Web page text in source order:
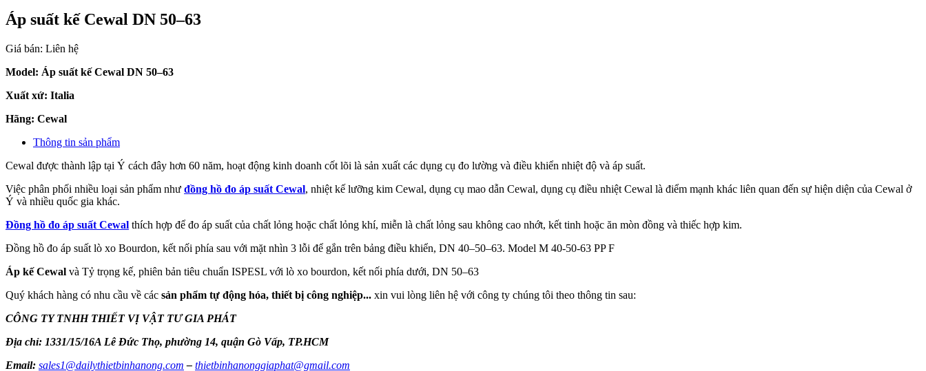
Áp suất kế Cewal DN 50–63
Giá bán: Liên hệ
Model: Áp suất kế Cewal DN 50–63
Xuất xứ: Italia
Hãng: Cewal
Thông tin sản phẩm
Cewal được thành lập tại Ý cách đây hơn 60 năm, hoạt động kinh doanh cốt lõi là sản xuất các dụng cụ đo lường và điều khiển nhiệt độ và áp suất.
Việc phân phối nhiều loại sản phẩm như đồng hồ đo áp suất Cewal, nhiệt kế lưỡng kim Cewal, dụng cụ mao dẫn Cewal, dụng cụ điều nhiệt Cewal là điểm mạnh khác liên quan đến sự hiện diện của Cewal ở
Ý và nhiều quốc gia khác.
Đồng hồ đo áp suất Cewal thích hợp để đo áp suất của chất lỏng hoặc chất lỏng khí, miễn là chất lỏng sau không cao nhớt, kết tinh hoặc ăn mòn đồng và thiếc hợp kim.
Đồng hồ đo áp suất lò xo Bourdon, kết nối phía sau với mặt nhìn 3 lỗi để gắn trên bảng điều khiển, DN 40–50–63. Model M 40-50-63 PP F
Áp kế Cewal và Tỷ trọng kế, phiên bản tiêu chuẩn ISPESL với lò xo bourdon, kết nối phía dưới, DN 50–63
Quý khách hàng có nhu cầu về các sản phẩm tự động hóa, thiết bị công nghiệp... xin vui lòng liên hệ với công ty chúng tôi theo thông tin sau:
CÔNG TY TNHH THIẾT VỊ VẬT TƯ GIA PHÁT
Địa chỉ: 1331/15/16A Lê Đức Thọ, phường 14, quận Gò Vấp, TP.HCM
Email: sales1@dailythietbinhanong.com – thietbinhanonggiaphat@gmail.com